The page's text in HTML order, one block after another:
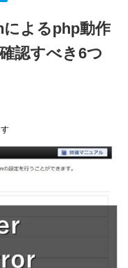
よるphp動作
認すべき6つ